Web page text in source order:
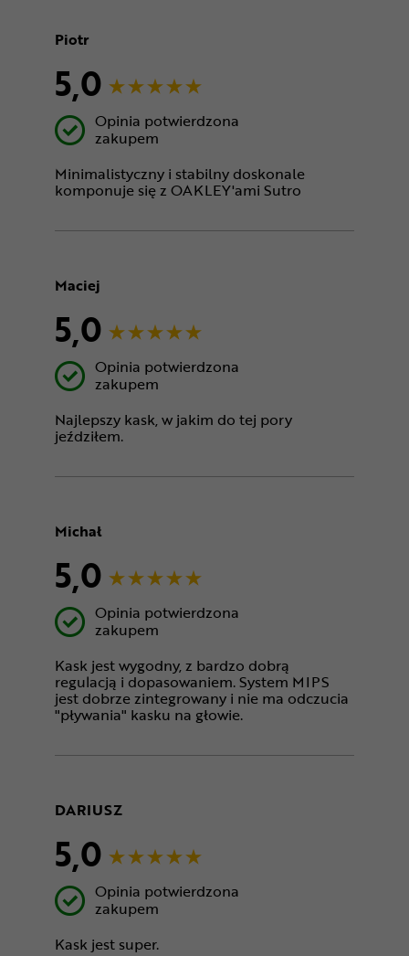
Piotr
5,0
Opinia potwierdzona
zakupem
Minimalistyczny i stabilny doskonale
komponuje się z OAKLEY'ami Sutro
Maciej
5,0
Opinia potwierdzona
zakupem
Najlepszy kask, w jakim do tej pory
jeździłem.
Michał
5,0
Opinia potwierdzona
zakupem
Kask jest wygodny, z bardzo dobrą
regulacją i dopasowaniem. System MIPS
jest dobrze zintegrowany i nie ma odczucia
"pływania" kasku na głowie.
DARIUSZ
5,0
Opinia potwierdzona
zakupem
Kask jest super.